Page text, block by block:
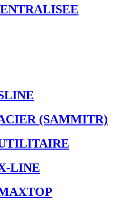
(SAMMITR)
LINE